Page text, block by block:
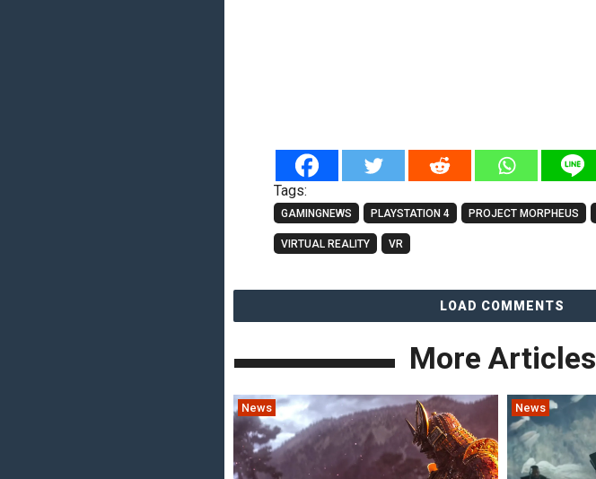
Tags:
GAMINGNEWS PLAYSTATION 4 PROJECT MORPHEUS
VIRTUAL REALITY VR
LOAD COMMENTS
More Articles
News News